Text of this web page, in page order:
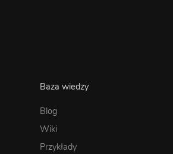
Baza wiedzy
Blog
Wiki
Przykłady